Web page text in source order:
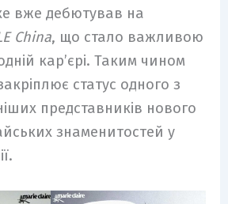
вже дебютував на
China, що стало важливою
кар’єрі. Таким чином
статус одного з
представників нового
знаменитостей у